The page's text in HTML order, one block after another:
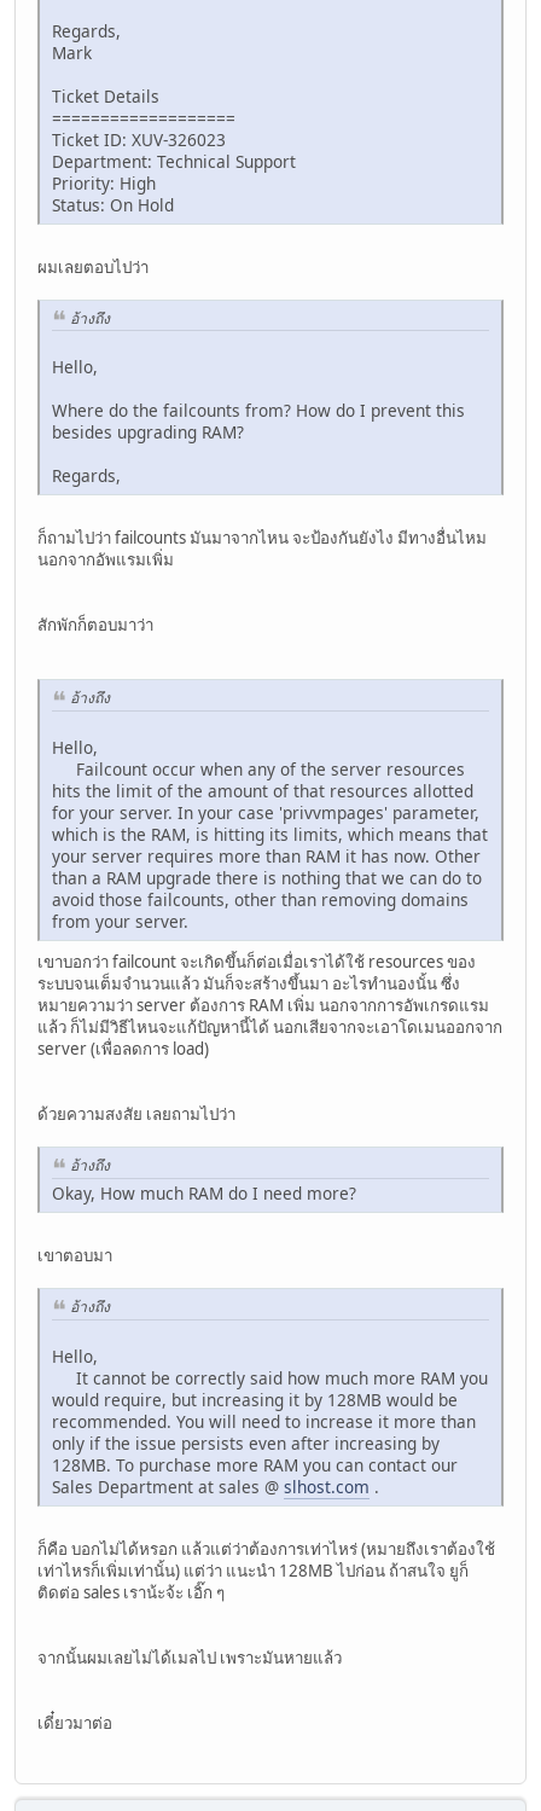
Regards,
Mark
Ticket Details
===================
Ticket ID: XUV-326023
Department: Technical Support
Priority: High
Status: On Hold
ผมเลยตอบไปว่า
อ้างถึง
Hello,
Where do the failcounts from? How do I prevent this
besides upgrading RAM?
Regards,
ก็ถามไปว่า failcounts มันมาจากไหน จะป้องกันยังไง มีทางอื่นไหม
นอกจากอัพแรมเพิ่ม
สักพักก็ตอบมาว่า
อ้างถึง
Hello,
Failcount occur when any of the server resources
hits the limit of the amount of that resources allotted
for your server. In your case 'privvmpages' parameter,
which is the RAM, is hitting its limits, which means that
your server requires more than RAM it has now. Other
than a RAM upgrade there is nothing that we can do to
avoid those failcounts, other than removing domains
from your server.
เขาบอกว่า failcount จะเกิดขึ้นก็ต่อเมื่อเราได้ใช้ resources ของ
ระบบจนเต็มจำนวนแล้ว มันก็จะสร้างขึ้นมา อะไรทำนองนั้น ซึ่ง
หมายความว่า server ต้องการ RAM เพิ่ม นอกจากการอัพเกรดแรม
แล้ว ก็ไม่มีวิธีไหนจะแก้ปัญหานี้ได้ นอกเสียจากจะเอาโดเมนออกจาก
server (เพื่อลดการ load)
ด้วยความสงสัย เลยถามไปว่า
อ้างถึง
Okay, How much RAM do I need more?
เขาตอบมา
อ้างถึง
Hello,
It cannot be correctly said how much more RAM you
would require, but increasing it by 128MB would be
recommended. You will need to increase it more than
only if the issue persists even after increasing by
128MB. To purchase more RAM you can contact our
Sales Department at sales @ slhost.com .
ก็คือ บอกไม่ได้หรอก แล้วแต่ว่าต้องการเท่าไหร่ (หมายถึงเราต้องใช้
เท่าไหรก็เพิ่มเท่านั้น) แต่ว่า แนะนำ 128MB ไปก่อน ถ้าสนใจ ยูก็
ติดต่อ sales เราน้ะจ้ะ เอิ๊ก ๆ
จากนั้นผมเลยไม่ได้เมลไป เพราะมันหายแล้ว
เดี๋ยวมาต่อ